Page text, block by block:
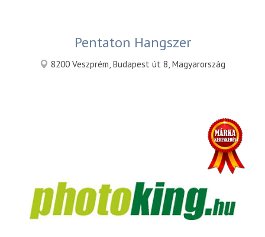
Pentaton Hangszer
8200 Veszprém, Budapest út 8, Magyarország